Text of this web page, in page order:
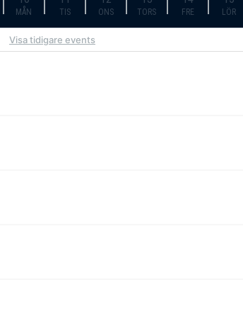
MÅN TIS ONS TORS FRE LÖR
Visa tidigare events